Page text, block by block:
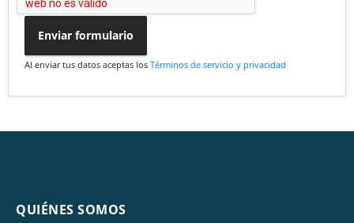
Enviar formulario
Al enviar tus datos aceptas los Términos de servicio y privacidad
QUIÉNES SOMOS